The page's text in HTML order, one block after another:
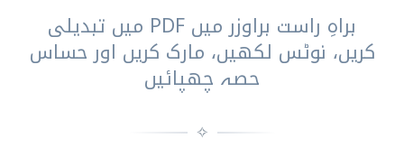
براہِ راست براوزر میں PDF میں تبدیلی
کریں، نوٹس لکھیں، مارک کریں اور حساس
حصہ چھپائیں
✧